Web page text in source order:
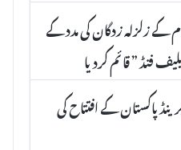
کے زلزلہ زدگان کی مدد کے
فنڈ ” قائم کردیا
پاکستان کے افتتاح کی